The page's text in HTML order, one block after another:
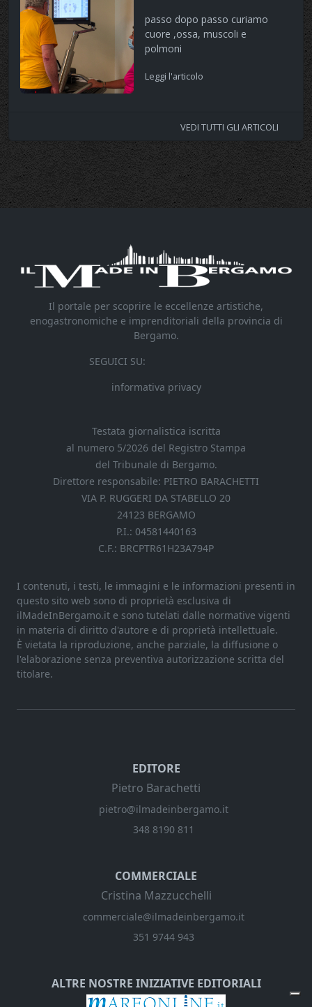
passo dopo passo curiamo
cuore ,ossa, muscoli e
polmoni
Leggi l'articolo
VEDI TUTTI GLI ARTICOLI
Il portale per scoprire le eccellenze artistiche,
enogastronomiche e imprenditoriali della provincia di
Bergamo.
SEGUICI SU:
informativa privacy
Testata giornalistica iscritta
al numero 5/2026 del Registro Stampa
del Tribunale di Bergamo.
Direttore responsabile: PIETRO BARACHETTI
VIA P. RUGGERI DA STABELLO 20
24123 BERGAMO
P.I.: 04581440163
C.F.: BRCPTR61H23A794P
I contenuti, i testi, le immagini e le informazioni presenti in
questo sito web sono di proprietà esclusiva di
ilMadeInBergamo.it e sono tutelati dalle normative vigenti
in materia di diritto d'autore e di proprietà intellettuale.
È vietata la riproduzione, anche parziale, la diffusione o
l'elaborazione senza preventiva autorizzazione scritta del
titolare.
EDITORE
Pietro Barachetti
pietro@ilmadeinbergamo.it
348 8190 811
COMMERCIALE
Cristina Mazzucchelli
commerciale@ilmadeinbergamo.it
351 9744 943
ALTRE NOSTRE INIZIATIVE EDITORIALI